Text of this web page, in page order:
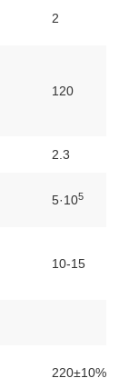
2
120
2.3
5·105
10-15
220±10%